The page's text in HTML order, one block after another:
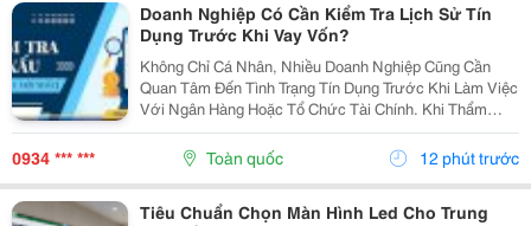
Doanh Nghiệp Có Cần Kiểm Tra Lịch Sử Tín
Dụng Trước Khi Vay Vốn?
Không Chỉ Cá Nhân, Nhiều Doanh Nghiệp Cũng Cần
Quan Tâm Đến Tình Trạng Tín Dụng Trước Khi Làm Việc
Với Ngân Hàng Hoặc Tổ Chức Tài Chính. Khi Thẩm
Định Hồ Sơ Vay Vốn, Ngoài Báo Cáo Tài Chính Và Tài
Sản Bảo Đảm, Ngân Hàng Còn Xem Xét Lịch Sử Tín
Dụng...
0934 *** *** Toàn quốc 12 phút trước
Tiêu Chuẩn Chọn Màn Hình Led Cho Trung